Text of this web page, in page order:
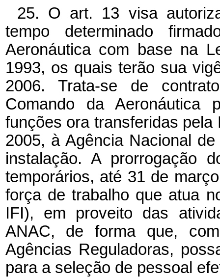
25. O art. 13 visa
tempo determinado
Aeronáutica com base na
1993, os quais terão sua
2006. Trata-se de
Comando da Aeronáutica
funções ora transferidas pela
2005, à Agência Nacional
instalação. A prorrogação
temporários, até 31 de
força de trabalho que atua
IFI), em proveito das
ANAC, de forma que,
Agências Reguladoras,
para a seleção de pessoal